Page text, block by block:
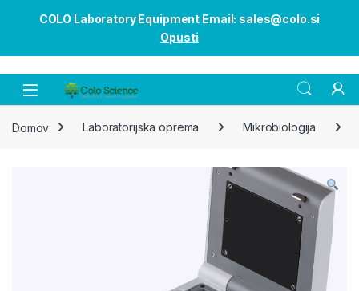
COLO Laboratory Equipment Email: sales@colo.si
Opusti
Open
Domov Laboratorijska oprema Mikrobiologija